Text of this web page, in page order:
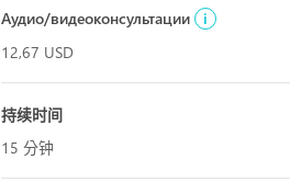
Аудио/видеоконсультации
i
12,67 USD
持续时间
15 分钟